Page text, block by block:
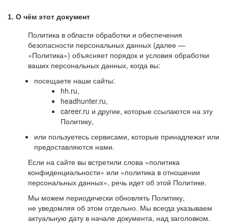
1. О чём этот документ
Политика в области обработки и обеспечения
безопасности персональных данных (далее —
«Политика») объясняет порядок и условия обработки
ваших персональных данных, когда вы:
посещаете наши сайты:
hh.ru,
headhunter.ru,
career.ru и другие, которые ссылаются на эту
Политику,
или пользуетесь сервисами, которые принадлежат или
предоставляются нами.
Если на сайте вы встретили слова «политика
конфиденциальности» или «политика в отношении
персональных данных», речь идет об этой Политике.
Мы можем периодически обновлять Политику,
не уведомляя об этом отдельно. Мы всегда указываем
актуальную дату в начале документа, над заголовком.